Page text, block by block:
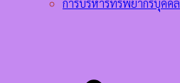
การบริหารทรัพยากรบุคคล